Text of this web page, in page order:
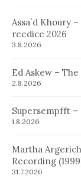
Assa´d Khoury
reedice 2026
3.8.2026
Ed Askew –
2.8.2026
Supersempfft –
1.8.2026
Martha
Recording
31.7.2026